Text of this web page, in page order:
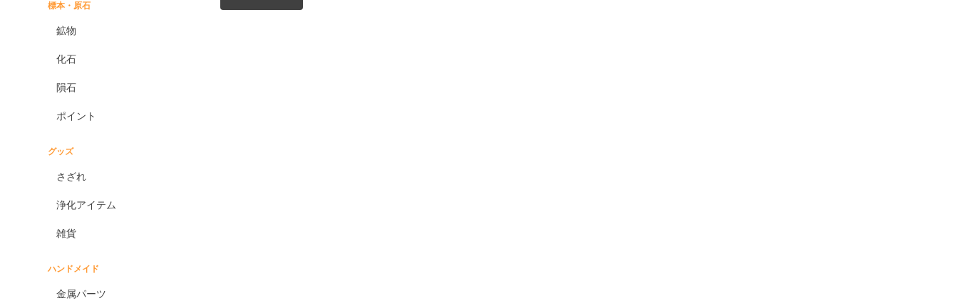
標本・原石
鉱物
化石
隕石
ポイント
グッズ
さざれ
浄化アイテム
雑貨
ハンドメイド
金属パーツ